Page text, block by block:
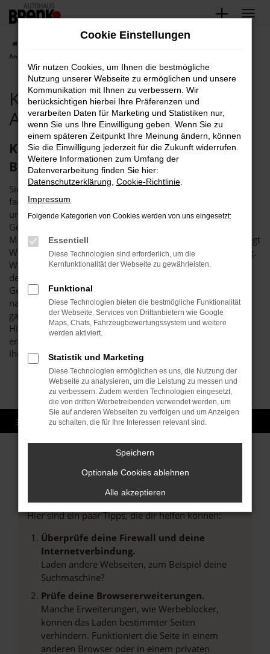
Zum
springen
Kia Ceed gebraucht |
Angebote für Karlsruhe
Kia Ceed gebraucht |
Angebote für Karlsruhe
Kia Ceed gebraucht – für Karlsruhe bei
Brenk
Sie suchen einen Kia Ceed gebraucht für Karlsruhe? Dann
fackeln Sie nicht lang, sondern wenden Sie sich direkt an
uns. Das Autohaus Brenk ist der perfekte Partner für
Gebrauchtfahrzeuge und seit mehr als 40 Jahren auf dem
Markt. Unser Unternehmen schreibt Vertrauen groß und legt
Wert auf eine langfristige Kundinnen- bzw. Kundenbindung.
Was das bedeutet? Vor allem, dass wir als Familienbetrieb
den erstklassigen Zustand all unserer Kia Ceed
Gebrauchtwagen sicherstellen und erst dann den Verkauf
nach Karlsruhe oder einen anderen Ort zulassen, wenn
garantiert keine Beschädigungen oder Fehler vorliegen.
Hierfür verantwortlich ist unsere Kfz-Meisterwerkstatt, die
enorm hohe Maßstäbe hinsichtlich der Qualität anlegt für
Ihren Kia Ceed gebraucht.
Fehler: Network Error
Beim Laden ist ein Fehler aufgetreten.
Hier sind ein paar Tipps, die dir helfen können:
Überprüfe deine Firewall und deine
Internetverbindung.
Laden andere Webseiten, zum Beispiel deine
Suchmaschine?
Prüfe deine Browsererweiterungen.
Manche Erweiterungen, wie Werbeblocker,
können das Laden bestimmter Seiten
verhindern. Funktioniert die Seite in einem
anderen Browser oder in einem privaten
Cookie Einstellungen
Wir nutzen Cookies, um Ihnen die bestmögliche
Nutzung unserer Webseite zu ermöglichen und unsere
Kommunikation mit Ihnen zu verbessern. Wir
berücksichtigen hierbei Ihre Präferenzen und
verarbeiten Daten für Marketing und Statistiken nur,
wenn Sie uns Ihre Einwilligung geben. Wenn Sie zu
einem späteren Zeitpunkt Ihre Meinung ändern, können
Sie die Einwilligung jederzeit für die Zukunft widerrufen.
Weitere Informationen zum Umfang der
Datenverarbeitung finden Sie hier:
Datenschutzerklärung Cookie-Richtlinie
Impressum
Folgende Kategorien von Cookies werden von uns eingesetzt:
Essentiell
Diese Technologien sind erforderlich, um die
Kernfunktionalität der Webseite zu gewährleisten.
Funktional
Diese Technologien bieten die bestmögliche Funktionalität
der Webseite. Services von Drittanbietern wie Google
Maps, Chats, Fahrzeugbewertungssystem und weitere
werden aktiviert.
Statistik und Marketing
Diese Technologien ermöglichen es uns, die Nutzung der
Webseite zu analysieren, um die Leistung zu messen und
zu verbessern. Zudem werden Technologien eingesetzt,
die von dritten Werbetreibenden verwendet werden, um
Sie auf anderen Webseiten zu verfolgen und um Anzeigen
zu schalten, die für Ihre Interessen relevant sind.
Speichern
Optionale Cookies ablehnen
Alle akzeptieren